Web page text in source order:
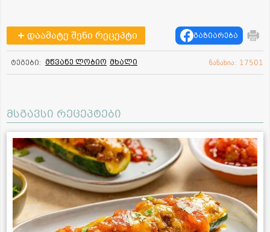
დაამატე შენი რეცეპტი გაზიარება
ტეგები: მწვანე ლობიო მხალი ნანახია: 17501
მსგავსი რეცეპტები